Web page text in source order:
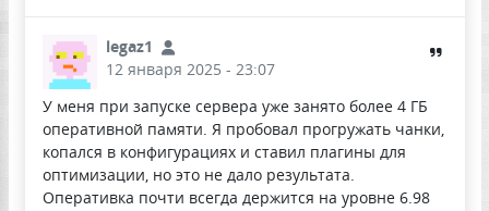
legaz1
12 января 2025 - 23:07
У меня при запуске сервера уже занято более 4 ГБ
оперативной памяти. Я пробовал прогружать чанки,
копался в конфигурациях и ставил плагины для
оптимизации, но это не дало результата.
Оперативка почти всегда держится на уровне 6.98